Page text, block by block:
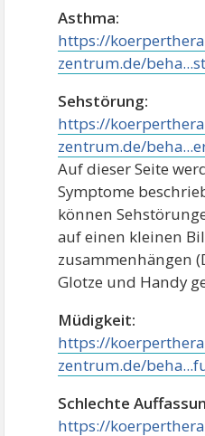
esoterisch anmutenden)
das helfen, um etwas
passiert und auch, wie Du
kannst.
Asthma:
https://
zentrum.de/
Sehstörung:
https://
zentrum.de/
Auf dieser Seite
Symptome
können
auf einen kleinen
zusammenhängen
Glotze und Handy
Müdigkeit:
https://
zentrum.de/
Schlechte
https://